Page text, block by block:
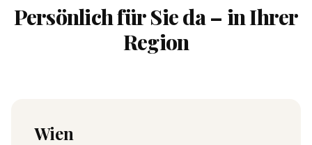
Persönlich für Sie da – in Ihrer
Region
Wien